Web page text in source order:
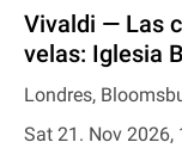
Vivaldi — Las
velas: Iglesia
Londres,
Sat 21. Nov 2026,